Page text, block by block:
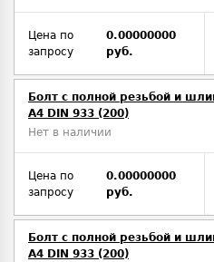
Цена по
запросу
0.00000000
руб.
Болт с полной резьбой и
A4 DIN 933 (200)
Нет в наличии
Цена по
запросу
0.00000000
руб.
Болт с полной резьбой и
A4 DIN 933 (200)